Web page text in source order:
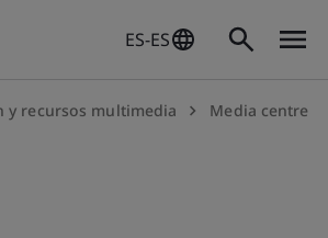
ES-ES
y recursos multimedia Media centre